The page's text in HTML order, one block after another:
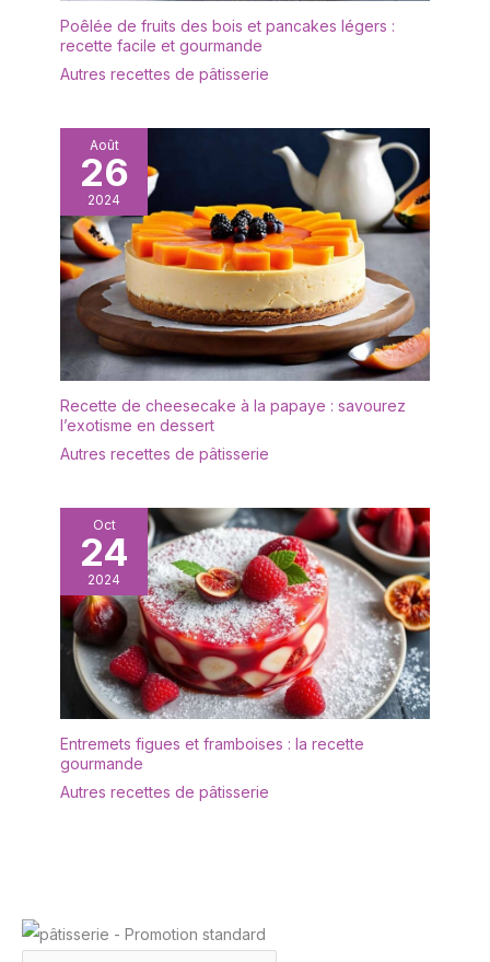
à la mode permettent de
occasions festives.
vaisselle pour une
utilisation à long terme.
Manche avec une bonne
prise en main : le design
du couteau à gâteau et
de la spatule de service
en acier est très solide,
vous n'avez pas à vous
soucier de les plier ou de
les casser. Le manche du
couteau de mariage est
ergonomique et offre
une bonne prise, ni
bonne taille et le bon
confortablement.
Polyvalent : le couteau à
gâteau peut être utilisé
non seulement pour les
mariages, les
anniversaires, les fêtes,
les banquets, les jubilés,
les pendaisons de
crémaillère et autres
pour un usage quotidien.
Poêlée de fruits des bois et pancakes légers :
recette facile et gourmande
Autres recettes de pâtisserie
Août
26
2024
Recette de cheesecake à la papaye : savourez
l’exotisme en dessert
Autres recettes de pâtisserie
Oct
24
2024
Entremets figues et framboises : la recette
gourmande
Autres recettes de pâtisserie